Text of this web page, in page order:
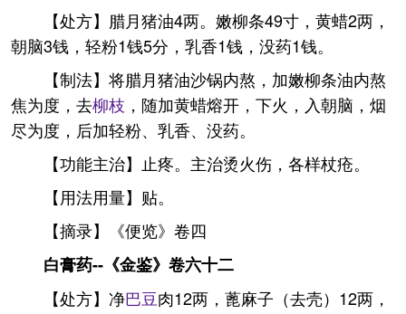
【处方】腊月猪油4两。嫩柳条49寸，黄蜡2两，
朝脑3钱，轻粉1钱5分，乳香1钱，没药1钱。
【制法】将腊月猪油沙锅内熬，加嫩柳条油内熬
焦为度，去柳枝 ，随加黄蜡熔开，下火，入朝脑，烟
尽为度，后加轻粉、乳香、没药。
【功能主治】止疼。主治烫火伤，各样杖疮。
【用法用量】贴。
【摘录】《便览》卷四
白膏药--《金鉴》卷六十二
【处方】净巴豆肉12两，蓖麻子（去壳）12两，